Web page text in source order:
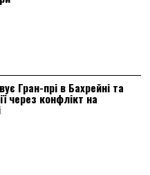
Гран-прі в Бахрейні та
через конфлікт на